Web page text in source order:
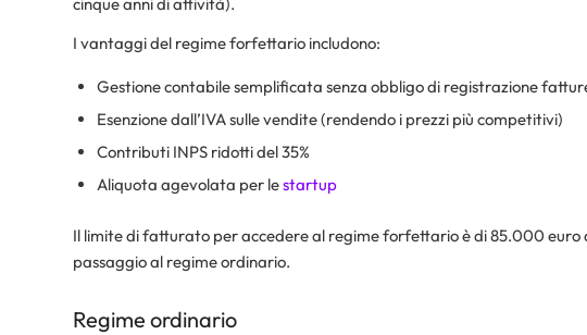
I vantaggi del regime forfettario includono:
Gestione contabile semplificata senza obbligo di registrazione
Esenzione dall’IVA sulle vendite (rendendo i prezzi più competitivi)
Contributi INPS ridotti del 35%
Aliquota agevolata per lestartup
Il limite di fatturato per accedere al regime forfettario è di 85.000
passaggio al regime ordinario.
Regime ordinario